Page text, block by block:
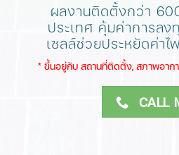
ผลงานติดตั้งกว่า
ประเทศ คุ้มค่าการลง
เซลล์ช่วยประหยัดค่า
​* ขึ้นอยู่กับ สถานที่ติดตั้ง, สภาพอาก
CALL